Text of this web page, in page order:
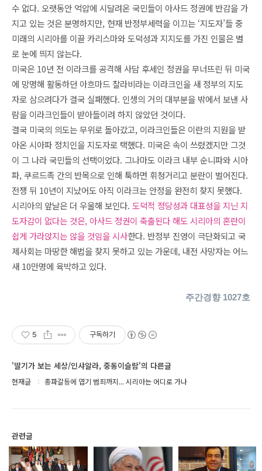
수 없다. 오랫동안 억압에 시달려온 국민들이 아사드 정권에 반감을 가
지고 있는 것은 분명하지만, 현재 반정부세력을 이끄는 ‘지도자’들 중
미래의 시리아를 이끌 카리스마와 도덕성과 지지도를 가진 인물은 별
로 눈에 띄지 않는다.
미국은 10년 전 이라크를 공격해 사담 후세인 정권을 무너뜨린 뒤 미국
에 망명해 활동하던 아흐마드 찰라비라는 이라크인을 새 정부의 지도
자로 삼으려다가 결국 실패했다. 인생의 거의 대부분을 밖에서 보낸 사
람을 이라크인들이 받아들이려 하지 않았던 것이다.
결국 미국의 의도는 무위로 돌아갔고, 이라크인들은 이란의 지원을 받
아온 시아파 정치인을 지도자로 택했다. 미국은 속이 쓰렸겠지만 그것
이 그 나라 국민들의 선택이었다. 그나마도 이라크 내부 순니파와 시아
파, 쿠르드족 간의 반목으로 인해 툭하면 휘청거리고 분란이 벌어진다.
전쟁 뒤 10년이 지났어도 아직 이라크는 안정을 완전히 찾지 못했다.
시리아의 앞날은 더 우울해 보인다. 도덕적 정당성과 대표성을 지닌 지
도자감이 없다는 것은, 아사드 정권이 축출된다 해도 시리아의 혼란이
쉽게 가라앉지는 않을 것임을 시사한다. 반정부 진영이 극단화되고 국
제사회는 마땅한 해법을 찾지 못하고 있는 가운데, 내전 사망자는 어느
새 10만명에 육박하고 있다.
주간경향 1027호
5 구독하기
'딸기가 보는 세상/인샤알라, 중동이슬람'의 다른글
현재글 종파갈등에 엽기 범죄까지... 시리아는 어디로 가나
관련글